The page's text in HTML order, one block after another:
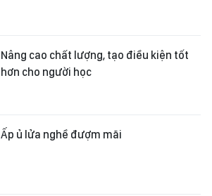
Nâng cao chất lượng, tạo điều kiện tốt
hơn cho người học
Ấp ủ lửa nghề đượm mãi